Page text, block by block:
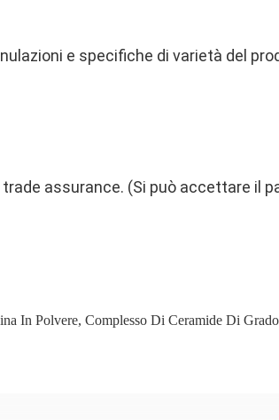
e specifiche di varietà del
assurance. (Si può accettare il
In Polvere, Complesso Di Ceramide Di